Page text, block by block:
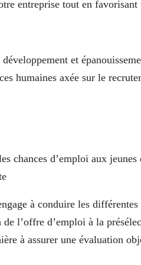
entreprise tout en
et
humaines axée sur le
chances d’emploi aux
à conduire les
l’offre d’emploi à la
à assurer une évaluation